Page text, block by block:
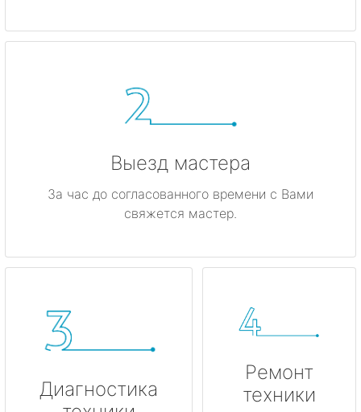
Выезд мастера
За час до согласованного времени с Вами
свяжется мастер.
Диагностика
Ремонт
техники